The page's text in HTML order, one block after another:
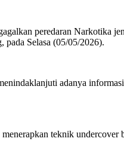
peredaran Narkotika
pada Selasa (05/05/2026).
adanya
teknik